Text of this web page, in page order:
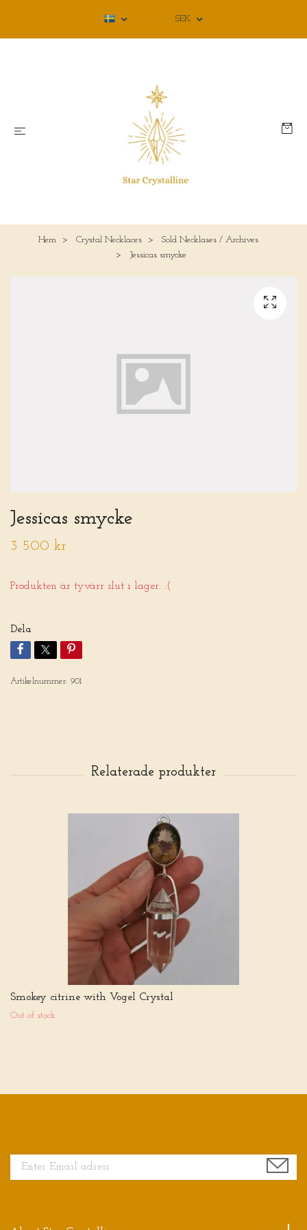
SEK
Hem Crystal Necklaces
Sold Necklases / Archives
Jessicas smycke
Jessicas smycke
3 500 kr
Produkten är tyvärr slut i lager. :(
Dela
Artikelnummer: 901
Smokey citrine with Vogel Crystal
Out of stock